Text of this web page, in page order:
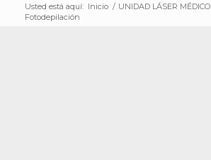
Usted está aquí: Inicio / UNIDAD LÁSER MÉDICO
Fotodepilación